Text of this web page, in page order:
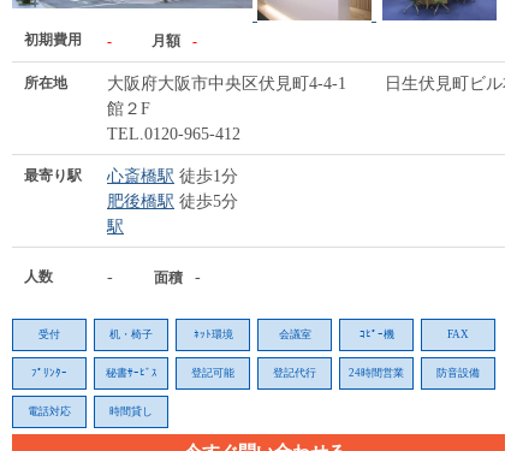
初期費用 - 月額 -
所在地
大阪府大阪市中央区伏見町4-4-1 日生伏見町ビル
館２F
TEL.0120-965-412
最寄り駅 心斎橋駅 徒歩1分
肥後橋駅 徒歩5分
駅
人数 - 面積 -
受付 机・椅子 ﾈｯﾄ環境 会議室 ｺﾋﾟｰ機 FAX
ﾌﾟﾘﾝﾀｰ 秘書ｻｰﾋﾞｽ 登記可能 登記代行 24時間営業 防音設備
電話対応 時間貸し